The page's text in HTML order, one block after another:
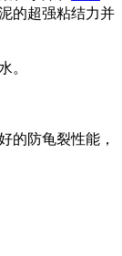
的超强粘结力并
。
的防龟裂性能，